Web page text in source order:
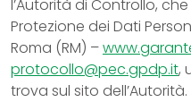
l’Autorità di Controllo,
Protezione dei Dati
Roma (RM) –
protocollo@pec.gpdp.it,
trova sul sito dell’Autorità.